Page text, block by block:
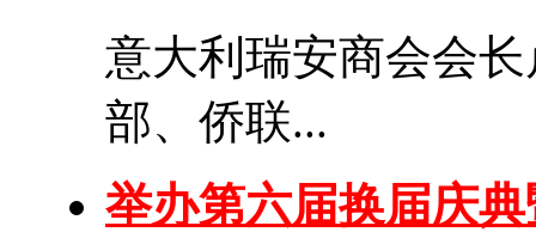
意大利瑞安商会会
部、侨联...
举办第六届换届庆